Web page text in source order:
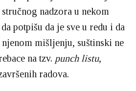
nadzora u nekom
potpišu da je sve u redu i da
mišljenju, suštinski ne
na tzv. punch listu,
radova.